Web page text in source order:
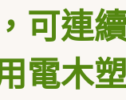
可連
電木